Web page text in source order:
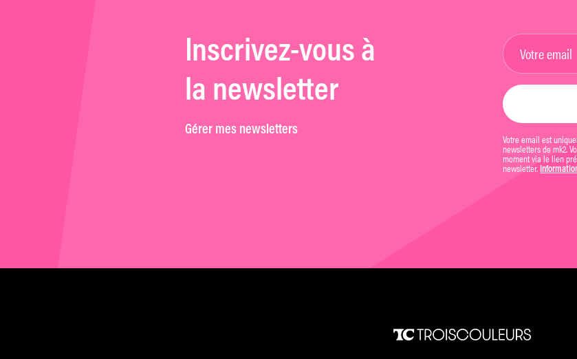
Inscrivez-vous à
la newsletter
Gérer mes newsletters
Votre email est
newsletters de mk2.
moment via le lien
newsletter.